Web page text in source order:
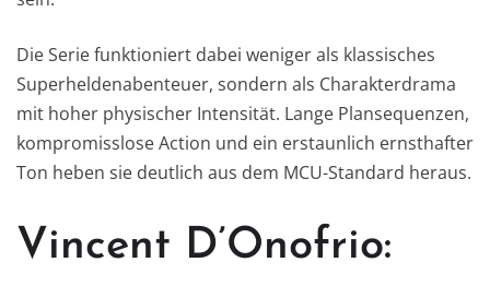
Die Serie funktioniert dabei weniger als klassisches
Superheldenabenteuer, sondern als Charakterdrama
mit hoher physischer Intensität. Lange Plansequenzen,
kompromisslose Action und ein erstaunlich ernsthafter
Ton heben sie deutlich aus dem MCU-Standard heraus.
Vincent D’Onofrio: